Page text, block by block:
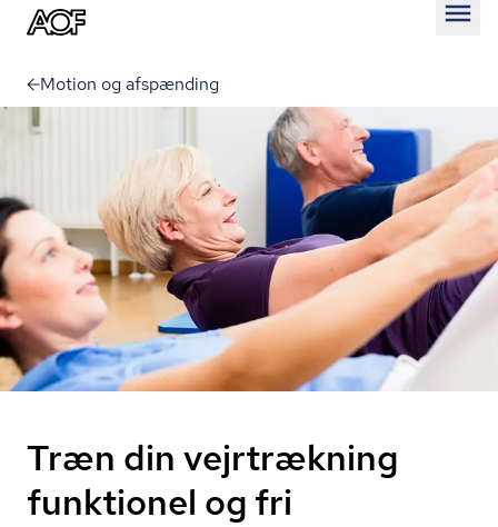
Motion og afspænding
Træn din vejrtrækning
funktionel og fri